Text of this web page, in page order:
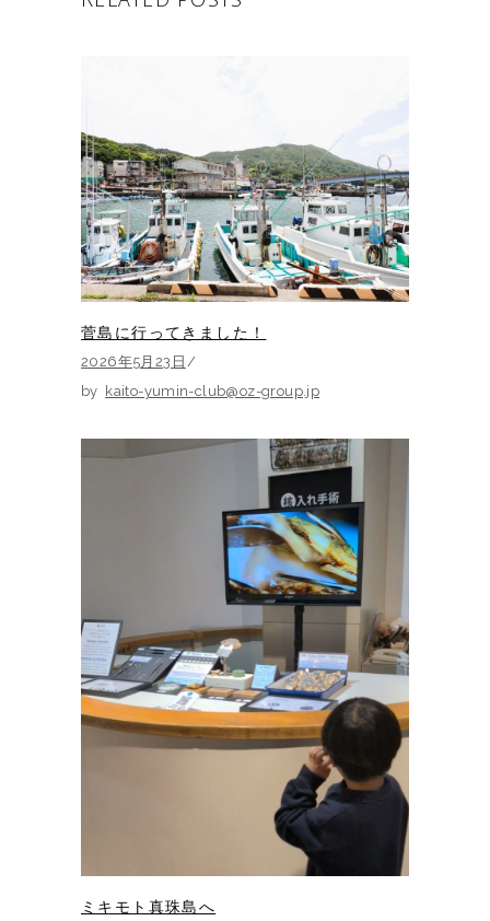
菅島に行ってきました！
2026年5月23日
by kaito-yumin-club@oz-group.jp
ミキモト真珠島へ